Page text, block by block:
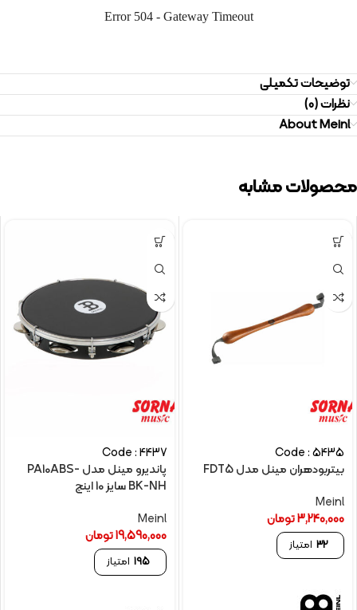
توضیحات تکمیلی
نظرات (0)
About Meinl
محصولات مشابه
Code : 5435
بیتربودهران مینل مدل FDT5
Meinl
3,240,000تومان
32 امتیاز
Code : 4437
پاندیرو مینل مدل PA10ABS-
BK-NH سایز 10 اینچ
Meinl
19,590,000تومان
195 امتیاز